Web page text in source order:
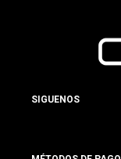
SIGUENOS